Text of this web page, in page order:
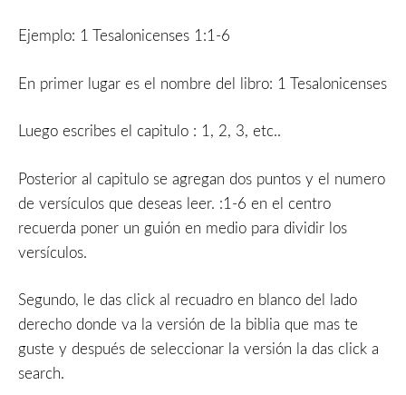
Ejemplo: 1 Tesalonicenses 1:1-6
En primer lugar es el nombre del libro: 1 Tesalonicenses
Luego escribes el capitulo : 1, 2, 3, etc..
Posterior al capitulo se agregan dos puntos y el numero
de versículos que deseas leer. :1-6 en el centro
recuerda poner un guión en medio para dividir los
versículos.
Segundo, le das click al recuadro en blanco del lado
derecho donde va la versión de la biblia que mas te
guste y después de seleccionar la versión la das click a
search.